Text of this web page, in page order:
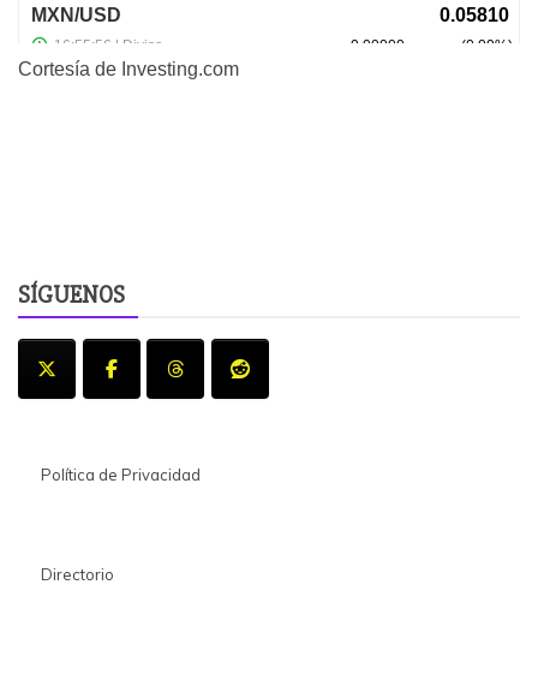
Cortesía de Investing.com
SÍGUENOS
Política de Privacidad
Directorio